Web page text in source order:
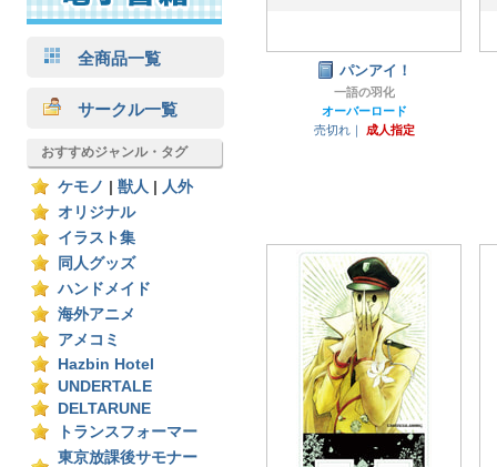
全商品一覧
サークル一覧
おすすめジャンル・タグ
ケモノ 獣人
人外
オリジナル
イラスト集
同人グッズ
ハンドメイド
海外アニメ
アメコミ
Hazbin Hotel
UNDERTALE
DELTARUNE
トランスフォーマー
東京放課後サモナー
パンアイ！
一語の羽化
オーバーロード
売切れ｜
成人指定